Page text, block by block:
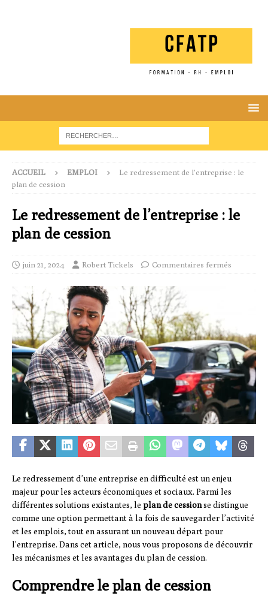
ACCUEIL EMPLOI
Le redressement de l’entreprise : le
plan de cession
Le redressement de l’entreprise : le
plan de cession
juin 21, 2024 Robert Tickels Commentaires fermés
Le redressement d’une entreprise en difficulté est un enjeu
majeur pour les acteurs économiques et sociaux. Parmi les
différentes solutions existantes, le plan de cessionse distingue
comme une option permettant à la fois de sauvegarder l’activité
et les emplois, tout en assurant un nouveau départ pour
l’entreprise. Dans cet article, nous vous proposons de découvrir
les mécanismes et les avantages du plan de cession.
Comprendre le plan de cession